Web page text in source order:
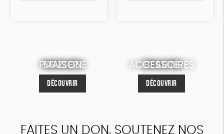
ENFANTS
DÉCOUVRIR
HOMMES
DÉCOUVRIR
FEMMES
DÉCOUVRIR
ÉPICERIE
DÉCOUVRIR
PAPETERIE
DÉCOUVRIR
BEAUTÉ
DÉCOUVRIR
MAISON
DÉCOUVRIR
ACCESSOIRES
DÉCOUVRIR
FAITES UN DON, SOUTENEZ NOS